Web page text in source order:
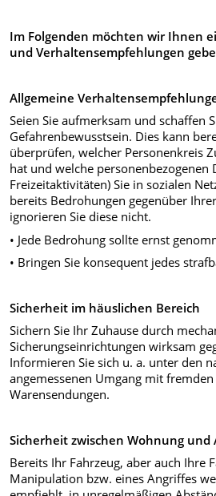
Im Folgenden möchten wir Ihnen
und Verhaltensempfehlungen
Allgemeine
Seien Sie aufmerksam und schaffen
Gefahrenbewusstsein. Dies kann
überprüfen, welcher Personenkreis
hat und welche
Freizeitaktivitäten) Sie in sozialen
bereits Bedrohungen gegenüber
ignorieren Sie diese nicht.
• Jede Bedrohung sollte ernst
• Bringen Sie konsequent jedes
Sicherheit im häuslichen Bereich
Sichern Sie Ihr Zuhause durch
Sicherungseinrichtungen wirksam
Informieren Sie sich u. a. unter den
angemessenen Umgang mit
Warensendungen.
Sicherheit zwischen Wohnung und
Bereits Ihr Fahrzeug, aber auch Ihre
Manipulation bzw. eines Angriffes